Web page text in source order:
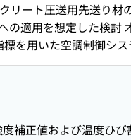
リート圧送用先送り材
適用を想定した検討
を用いた空調制御シ
RC造建物の平常時・
CLT床に対する乾式
証 電気比抵抗測定モ
トの適用効果の試算
ボックスカルバート
補正値および温度ひ